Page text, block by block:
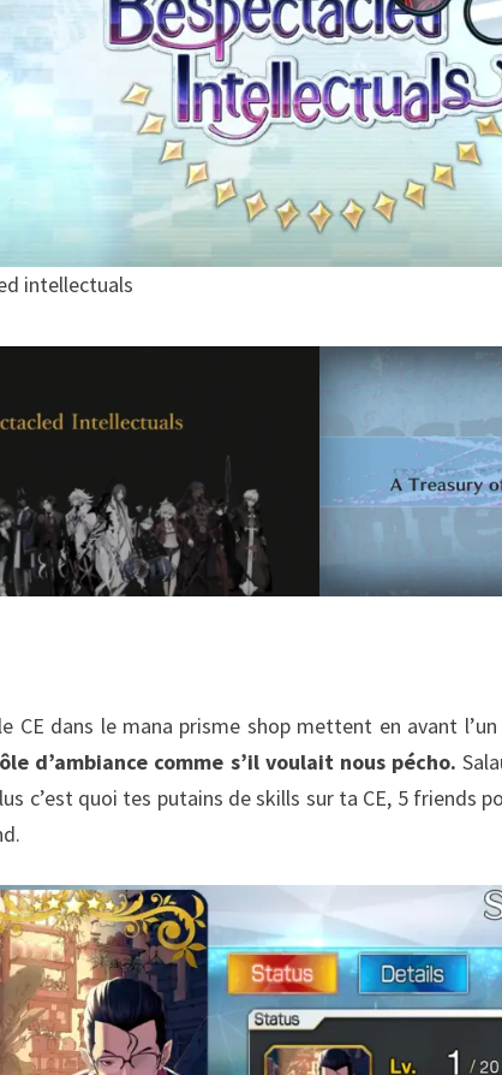
intellectuals
CE dans le mana prisme shop mettent en avant l’un
d’ambiance comme s’il voulait nous pécho.
c’est quoi tes putains de skills sur ta CE, 5